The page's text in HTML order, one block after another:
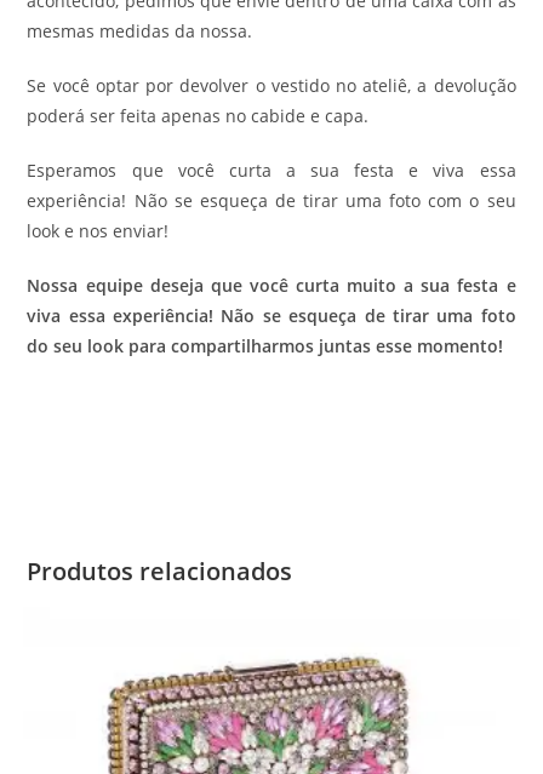
mesmas medidas da nossa.
Se você optar por devolver o vestido no ateliê, a devolução
poderá ser feita apenas no cabide e capa.
Esperamos que você curta a sua festa e viva essa
experiência! Não se esqueça de tirar uma foto com o seu
look e nos enviar!
Nossa equipe deseja que você curta muito a sua festa e
viva essa experiência! Não se esqueça de tirar uma foto
do seu look para compartilharmos juntas esse momento!
Produtos relacionados